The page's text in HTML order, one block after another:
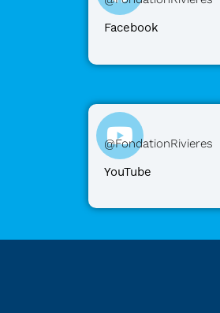
Facebook
@FondationRivieres
YouTube